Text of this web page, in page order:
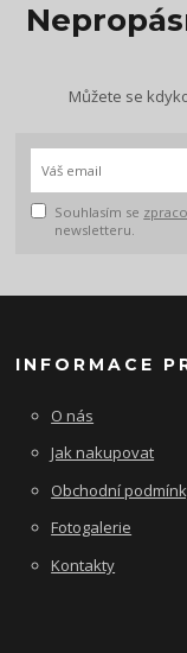
Můžete se
Souhlasím se
newsletteru.
INFORMACE
O nás
Jak nakupovat
Obchodní
Fotogalerie
Kontakty